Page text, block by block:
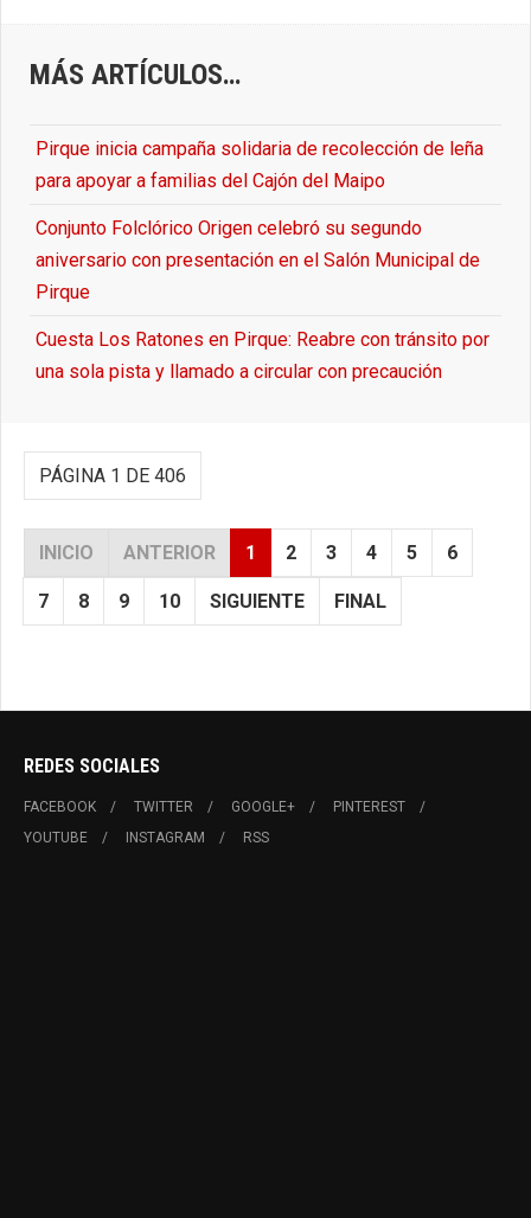
MÁS ARTÍCULOS…
Pirque inicia campaña solidaria de recolección de leña
para apoyar a familias del Cajón del Maipo
Conjunto Folclórico Origen celebró su segundo
aniversario con presentación en el Salón Municipal de
Pirque
Cuesta Los Ratones en Pirque: Reabre con tránsito por
una sola pista y llamado a circular con precaución
PÁGINA 1 DE 406
INICIO ANTERIOR 1 2 3 4 5 6
7 8 9 10 SIGUIENTE FINAL
REDES SOCIALES
FACEBOOK TWITTER GOOGLE+
PINTEREST
YOUTUBE
INSTAGRAM RSS